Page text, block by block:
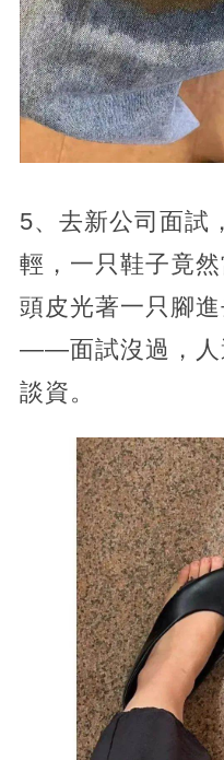
5、去新公司面試
輕，一只鞋子竟
頭皮光著一只腳
——面試沒過，人
談資。